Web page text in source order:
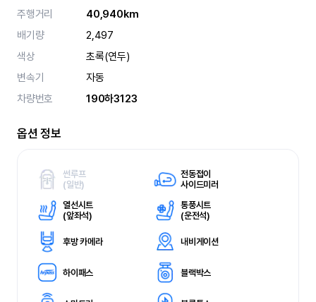
주행거리
40,940km
배기량
2,497
색상
초록(연두)
변속기
자동
차량번호
190하3123
옵션 정보
썬루프
(일반)
전동접이
사이드미러
열선시트
(앞좌석)
통풍시트
(운전석)
후방 카메라 내비게이션
하이패스 블랙박스